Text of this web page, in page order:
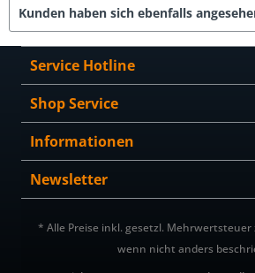
Kunden haben sich ebenfalls
Service Hotline
Shop Service
Informationen
Newsletter
* Alle Preise inkl. gesetzl. Mehrwertsteuer
wenn nicht anders